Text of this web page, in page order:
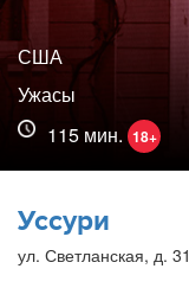
США
Ужасы
115 мин. 18+
Уссури
ул. Светланская, д. 31